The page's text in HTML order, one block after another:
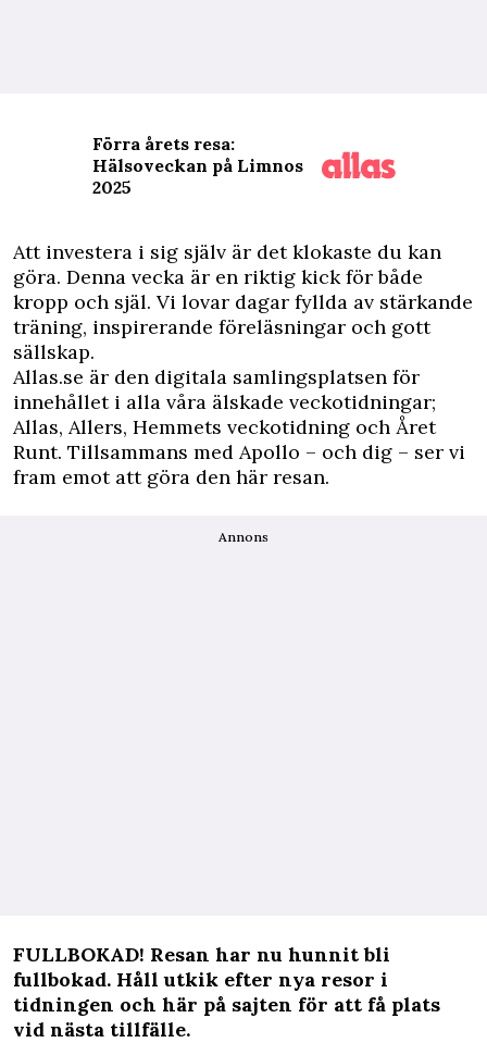
Förra årets resa:
Hälsoveckan på Limnos
2025
Att investera i sig själv är det klokaste du kan
göra. Denna vecka är en riktig kick för både
kropp och själ. Vi lovar dagar fyllda av stärkande
träning, inspirerande föreläsningar och gott
sällskap.
Allas.se är den digitala samlingsplatsen för
innehållet i alla våra älskade veckotidningar;
Allas, Allers, Hemmets veckotidning och Året
Runt. Tillsammans med Apollo – och dig – ser vi
fram emot att göra den här resan.
Annons
FULLBOKAD! Resan har nu hunnit bli
fullbokad. Håll utkik efter nya resor i
tidningen och här på sajten för att få plats
vid nästa tillfälle.